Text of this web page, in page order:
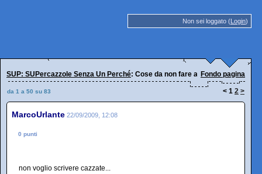
Non sei loggato (Login)
SUP: SUPercazzole Senza Un Perché: Cose da non fare al maaaaaskio
Fondo pagina
da 1 a 50 su 83 < 1 2 >
MarcoUrlante 22/09/2009, 12:08
0 punti
non voglio scrivere cazzate...